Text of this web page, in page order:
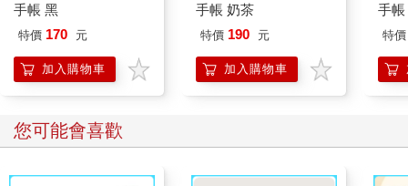
手帳 黑
特價 170 元
加入購物車
手帳 奶茶
特價 190 元
加入購物車
手帳
特價
您可能會喜歡